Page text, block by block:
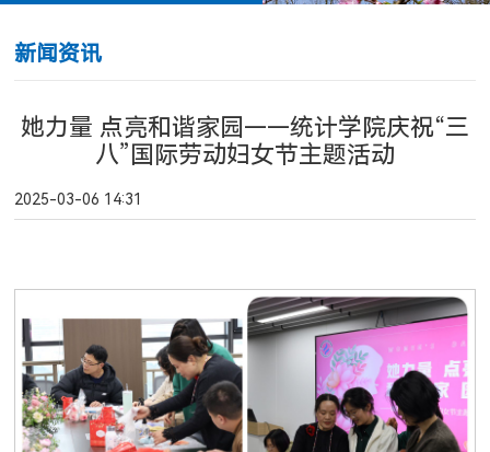
新闻资讯
她力量 点亮和谐家园——统计学院庆祝“三
八”国际劳动妇女节主题活动
2025-03-06 14:31